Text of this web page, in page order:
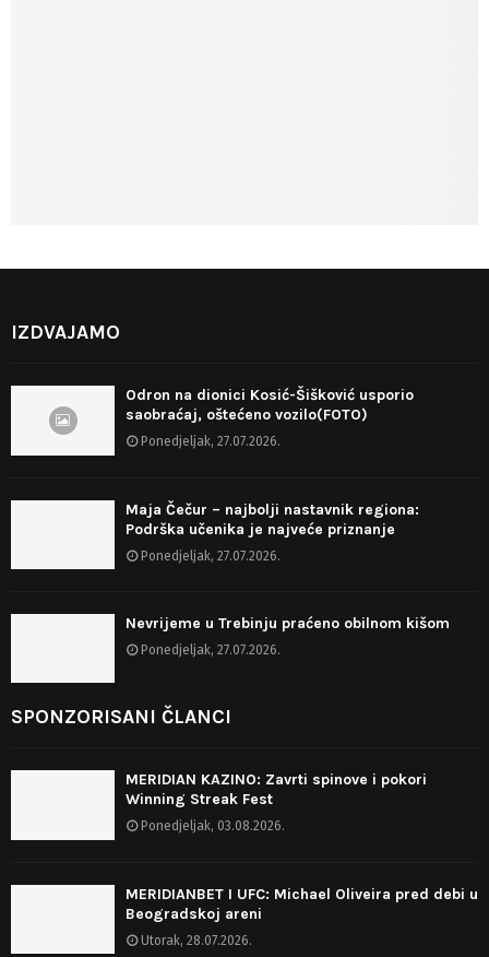
IZDVAJAMO
Odron na dionici Kosić-Šišković usporio
saobraćaj, oštećeno vozilo(FOTO)
Ponedjeljak, 27.07.2026.
Maja Čečur – najbolji nastavnik regiona:
Podrška učenika je najveće priznanje
Ponedjeljak, 27.07.2026.
Nevrijeme u Trebinju praćeno obilnom kišom
Ponedjeljak, 27.07.2026.
SPONZORISANI ČLANCI
MERIDIAN KAZINO: Zavrti spinove i pokori
Winning Streak Fest
Ponedjeljak, 03.08.2026.
MERIDIANBET I UFC: Michael Oliveira pred debi u
Beogradskoj areni
Utorak, 28.07.2026.